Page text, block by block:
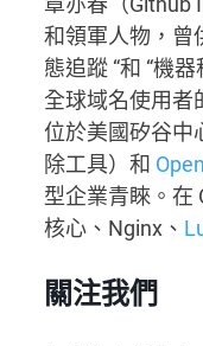
和領軍人物，曾
態追蹤 “和 “機
全球域名使用者
位於美國矽谷中
除工具）和
型企業青睞。在
核心、Nginx、
關注我們